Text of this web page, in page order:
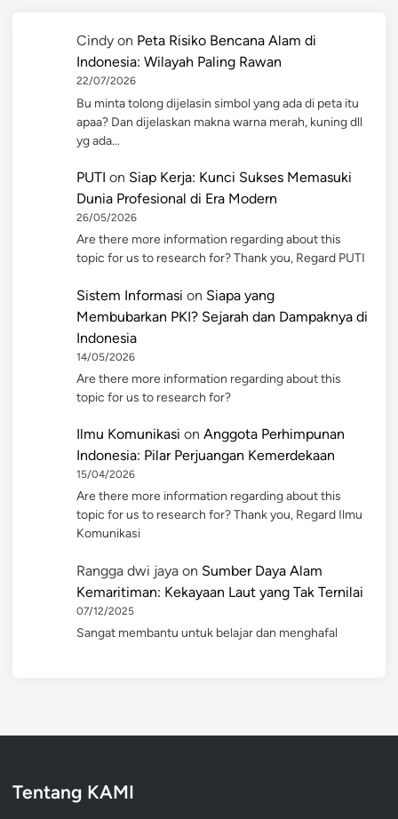
Cindy on Peta Risiko Bencana Alam di
Indonesia: Wilayah Paling Rawan
22/07/2026
Bu minta tolong dijelasin simbol yang ada di peta itu
apaa? Dan dijelaskan makna warna merah, kuning dll
yg ada…
PUTI on Siap Kerja: Kunci Sukses Memasuki
Dunia Profesional di Era Modern
26/05/2026
Are there more information regarding about this
topic for us to research for? Thank you, Regard PUTI
Sistem Informasi on Siapa yang
Membubarkan PKI? Sejarah dan Dampaknya di
Indonesia
14/05/2026
Are there more information regarding about this
topic for us to research for?
Ilmu Komunikasi on Anggota Perhimpunan
Indonesia: Pilar Perjuangan Kemerdekaan
15/04/2026
Are there more information regarding about this
topic for us to research for? Thank you, Regard Ilmu
Komunikasi
Rangga dwi jaya on Sumber Daya Alam
Kemaritiman: Kekayaan Laut yang Tak Ternilai
07/12/2025
Sangat membantu untuk belajar dan menghafal
Tentang KAMI